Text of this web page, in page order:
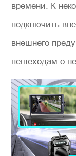
времени. К
подключить
внешнего
пешеходам о